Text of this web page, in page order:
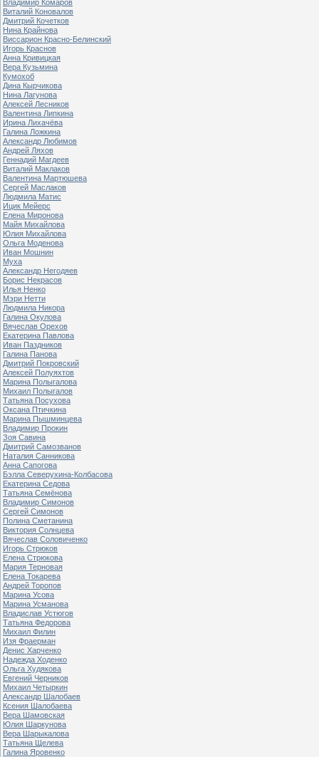
Владимир Комаров
Виталий Коновалов
Дмитрий Кочетков
Нина Крайнова
Виссарион Красно-Белинский
Игорь Краснов
Анна Кривицкая
Вера Кузьмина
Кумохоб
Дина Кырчикова
Нина Лагунова
Алексей Лесников
Валентина Липкина
Ирина Лихачёва
Галина Ложкина
Александр Любимов
Андрей Ляхов
Геннадий Магдеев
Виталий Маклаков
Валентина Мартюшева
Сергей Маслаков
Людмила Матис
Ицик Мейерс
Елена Миронова
Майя Михайлова
Юлия Михайлова
Ольга Моденова
Иван Мошнин
Муха
Александр Негодяев
Борис Некрасов
Илья Ненко
Мэри Нетти
Людмила Никора
Галина Окулова
Вячеслав Орехов
Екатерина Павлова
Иван Паздников
Галина Панова
Дмитрий Покровский
Алексей Полуяхтов
Марина Полыгалова
Михаил Полыгалов
Татьяна Посухова
Оксана Птичкина
Марина Пышминцева
Владимир Прокин
Зоя Савина
Дмитрий Самозванов
Наталия Санникова
Анна Сапогова
Бэлла Северухина-Колбасова
Екатерина Седова
Татьяна Семёнова
Владимир Симонов
Сергей Симонов
Полина Сметанина
Виктория Солнцева
Вячеслав Соловиченко
Игорь Стрюков
Елена Стрюкова
Мария Терновая
Елена Токарева
Андрей Торопов
Марина Усова
Марина Усманова
Владислав Устюгов
Татьяна Федорова
Михаил Филин
Изя Фраерман
Денис Харченко
Надежда Ходенко
Ольга Худякова
Евгений Черников
Михаил Четыркин
Александр Шалобаев
Ксения Шалобаева
Вера Шамовская
Юлия Шаркунова
Вера Шарыкалова
Татьяна Щелева
Галина Яровенко